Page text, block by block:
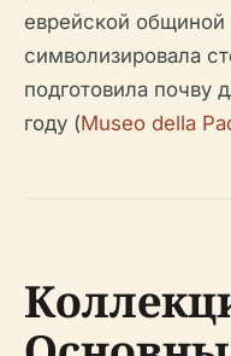
еврейской
символизировала
подготовила почву
году (Museo della